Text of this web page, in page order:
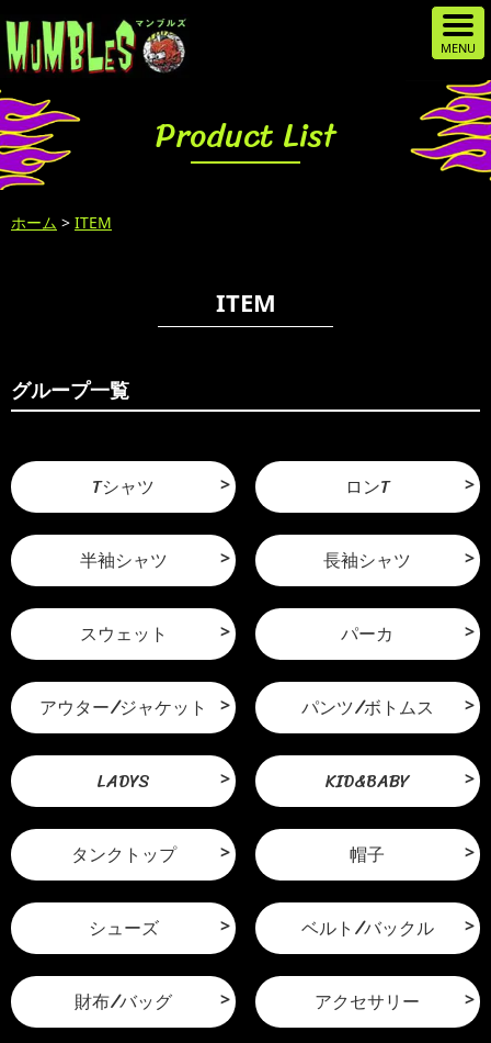
Product List
ホーム > ITEM
ITEM
グループ一覧
Tシャツ ロンT
半袖シャツ 長袖シャツ
スウェット パーカ
アウター/ジャケット パンツ/ボトムス
LADYS KID&BABY
タンクトップ 帽子
シューズ ベルト/バックル
財布/バッグ アクセサリー